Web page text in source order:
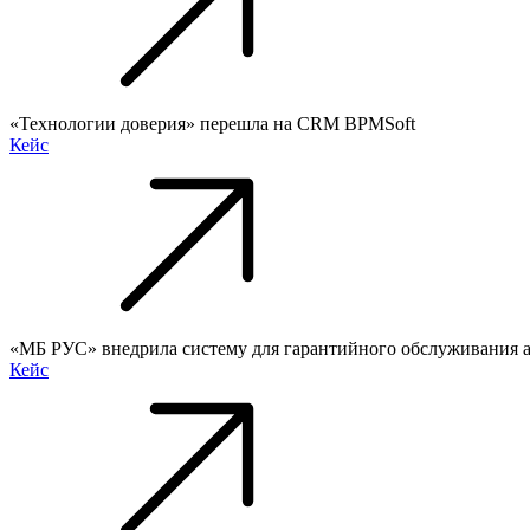
«Технологии доверия» перешла на CRM BPMSoft
Кейс
«МБ РУС» внедрила систему для гарантийного обслуживания
Кейс